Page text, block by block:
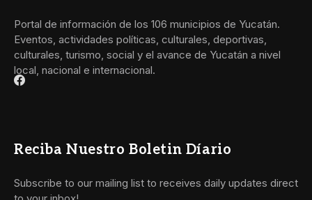
Portal de información de los 106 municipios de Yucatán.
Eventos, actividades políticas, culturales, deportivas,
culturales, turismo, social y el avance de Yucatán a nivel
local, nacional e internacional.
Reciba Nuestro Boletin Díario
Subscribe to our mailing list to receives daily updates direct